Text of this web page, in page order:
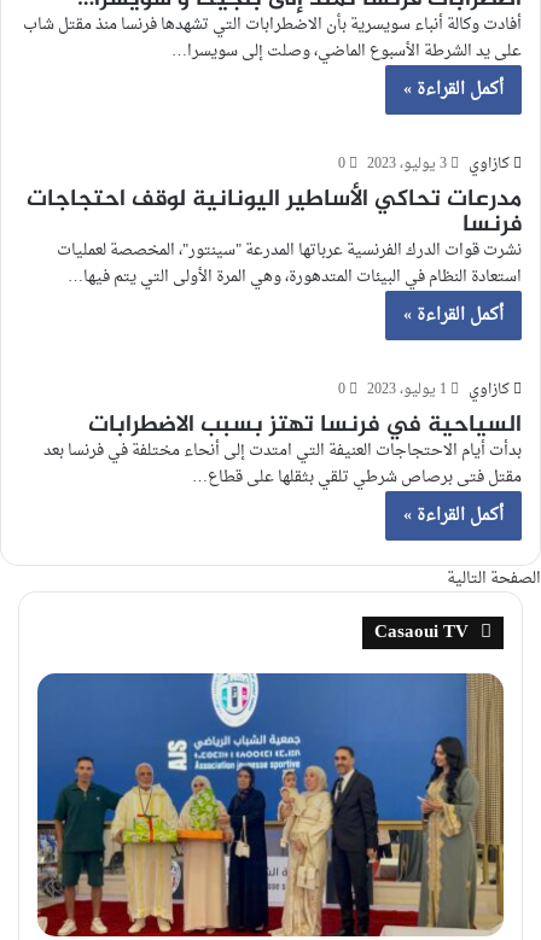
أفادت وكالة أنباء سويسرية بأن الاضطرابات التي تشهدها فرنسا منذ مقتل شاب
على يد الشرطة الأسبوع الماضي، وصلت إلى سويسرا…
أكمل القراءة »
كازاوي 3 يوليو، 2023 0
مدرعات تحاكي الأساطير اليونانية لوقف احتجاجات
فرنسا
نشرت قوات الدرك الفرنسية عرباتها المدرعة "سينتور"، المخصصة لعمليات
استعادة النظام في البيئات المتدهورة، وهي المرة الأولى التي يتم فيها…
أكمل القراءة »
كازاوي 1 يوليو، 2023 0
السياحية في فرنسا تهتز بسبب الاضطرابات
بدأت أيام الاحتجاجات العنيفة التي امتدت إلى أنحاء مختلفة في فرنسا بعد
مقتل فتى برصاص شرطي تلقي بثقلها على قطاع…
أكمل القراءة »
الصفحة التالية
Casaoui TV